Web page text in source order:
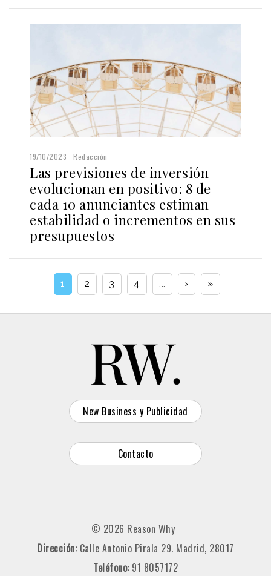
19/10/2023 Redacción
Las previsiones de inversión
evolucionan en positivo: 8 de
cada 10 anunciantes estiman
estabilidad o incrementos en sus
presupuestos
1 2 3 4 ... › »
New Business y Publicidad
Contacto
© 2026 Reason Why
Dirección: Calle Antonio Pirala 29. Madrid, 28017
Teléfono: 91 8057172